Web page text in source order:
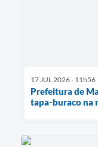
17 JUL 2026 - 11h56
Prefeitura de
tapa-buraco na